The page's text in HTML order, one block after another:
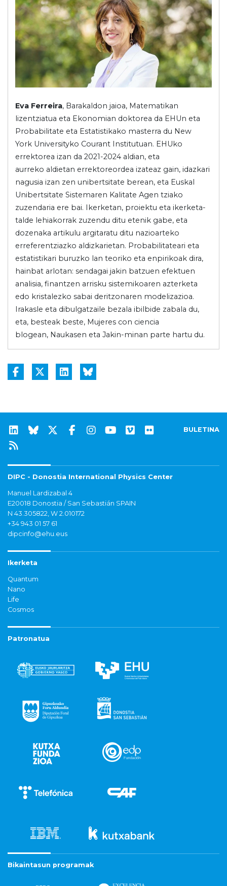
Eva Ferreira, Barakaldon jaioa, Matematikan
lizentziatua eta Ekonomian doktorea da EHUn eta
Probabilitate eta Estatistikako masterra du New
York Universityko Courant Institutuan. EHUko
errektorea izan da 2021-2024 aldian, eta
aurreko aldietan errektoreordea izateaz gain, idazkari
nagusia izan zen unibertsitate berean, eta Euskal
Unibertsitate Sistemaren Kalitate Agen tziako
zuzendaria ere bai. Ikerketan, proiektu eta ikerketa-
talde lehiakorrak zuzendu ditu etenik gabe, eta
dozenaka artikulu argitaratu ditu nazioarteko
erreferentziazko aldizkarietan. Probabilitateari eta
estatistikari buruzko lan teoriko eta enpirikoak dira,
hainbat arlotan: sendagai jakin batzuen efektuen
analisia, finantzen arrisku sistemikoaren azterketa
edo kristalezko sabai deritzonaren modelizazioa.
Irakasle eta dibulgatzaile bezala ibilbide zabala du,
eta, besteak beste, Mujeres con ciencia
blogean, Naukasen eta Jakin-minan parte hartu du.
BULETINA
DIPC - Donostia International Physics Center
Manuel Lardizabal 4
E20018 Donostia / San Sebastián SPAIN
N 43.305822, W 2.010172
+34 943 01 57 61
dipcinfo@ehu.eus
Ikerketa
Quantum
Nano
Life
Cosmos
Patronatua
Bikaintasun programak